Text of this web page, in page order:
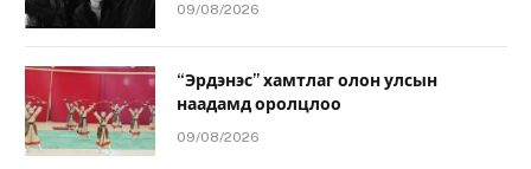
09/08/2026
“Эрдэнэс” хамтлаг олон улсын
наадамд оролцлоо
09/08/2026